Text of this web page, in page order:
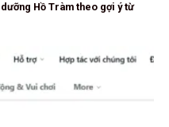
Hồ Tràm theo gợi ý từ